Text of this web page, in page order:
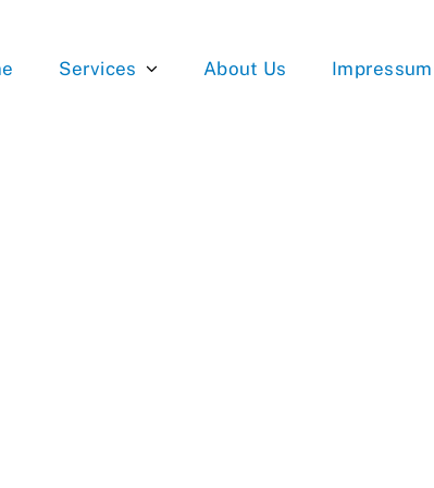
Services About Us Impressum